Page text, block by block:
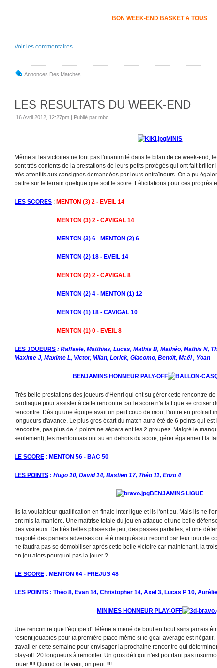
BON WEEK-END BASKET A TOUS
Voir les commentaires
Annonces Des Matches
LES RESULTATS DU WEEK-END
16 Avril 2012, 12:27pm | Publié par mbc
MINIS
Même si les victoires ne font pas l'unanimité dans le bilan de ce week-end,
sont très contents de la prestations de leurs petits protégés qui ont fait briller
très attentifs aux consignes demandées par leurs entraîneurs. On a pu
battre sur le terrain quelque que soit le score. Félicitations pour ces progrès
LES SCORES : MENTON (3) 2 - EVEIL 14
MENTON (3) 2 - CAVIGAL 14
MENTON (3) 6 - MENTON (2) 6
MENTON (2) 18 - EVEIL 14
MENTON (2) 2 - CAVIGAL 8
MENTON (2) 4 - MENTON (1) 12
MENTON (1) 18 - CAVIGAL 10
MENTON (1) 0 - EVEIL 8
LES JOUEURS : Raffaële, Matthias, Lucas, Mathis B, Mathéo, Mathis N,
Maxime J, Maxime L, Victor, Milan, Lorick, Giacomo, Benoît, Maël , Yoan
BENJAMINS HONNEUR PALY-OFF
Très belle prestations des joueurs d'Henri qui ont su gérer cette rencontre
cardiaque pour assister à cette rencontre car le score n'a fait que se croiser
rencontre. Dès qu'une équipe avait un petit coup de mou, l'autre en profitait
longueurs d'avance. Le plus gros écart du match aura été de 6 points qui
rencontre, pas plus de 4 points ne séparaient les 2 groupes. Malgré le
seulement), les mentonnais ont su en dehors du score, gérer également la
LE SCORE : MENTON 56 - BAC 50
LES POINTS : Hugo 10, David 14, Bastien 17, Théo 11, Enzo 4
BENJAMINS LIGUE
Ils la voulait leur qualification en finale inter ligue et ils l'ont eu. Mais ils ne
ont mis la manière. Une maîtrise totale du jeu en attaque et une belle
des visiteurs. De très belles phases de jeu, des passes parfaites, et une
majorité des paniers adverses ont été marqués sur rebond par leur tour de
ne faudra pas se démobiliser après cette belle victoire car maintenant, la
en jeu alors pourquoi pas la jouer ?
LE SCORE : MENTON 64 - FREJUS 48
LES POINTS : Théo 8, Evan 14, Christopher 14, Axel 3, Lucas P 10,
MINIMES HONNEUR PLAY-OFF
Une rencontre que l'équipe d'Hélène a mené de bout en bout sans jamais
restent jouables pour la première place même si le goal-average est négatif.
travailler cette semaine pour envisager la prochaine rencontre qui
play-off. 20 longueurs à remonter. Un gros défi qui n'est pourtant pas
jouer !!!! Quand on le veut, on peut !!!!